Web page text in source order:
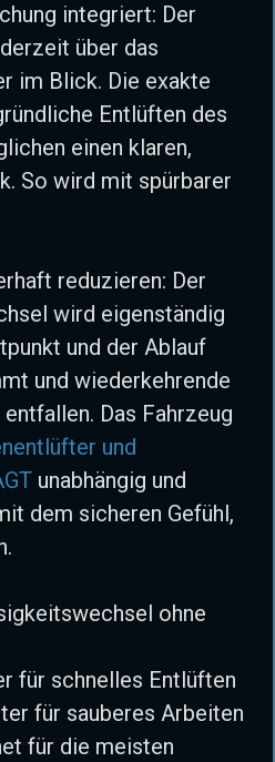
integriert: Der
über das
im Blick. Die exakte
Entlüften des
einen klaren,
So wird mit spürbarer
reduzieren: Der
wird eigenständig
und der Ablauf
und wiederkehrende
Das Fahrzeug
und
unabhängig und
dem sicheren Gefühl,
ohne
für schnelles Entlüften
für sauberes Arbeiten
für die meisten